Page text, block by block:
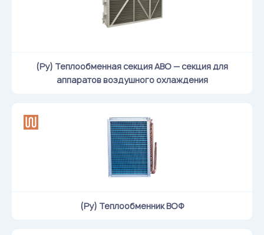
Flame arresters
Ventilation grilles
Ventilation articles
Filtres
Горнодобывающая отрасль
Прочее оборудование
(Ру) Теплообменная секция АВО — секция для
аппаратов воздушного охлаждения
(Ру) Теплообменник ВОФ